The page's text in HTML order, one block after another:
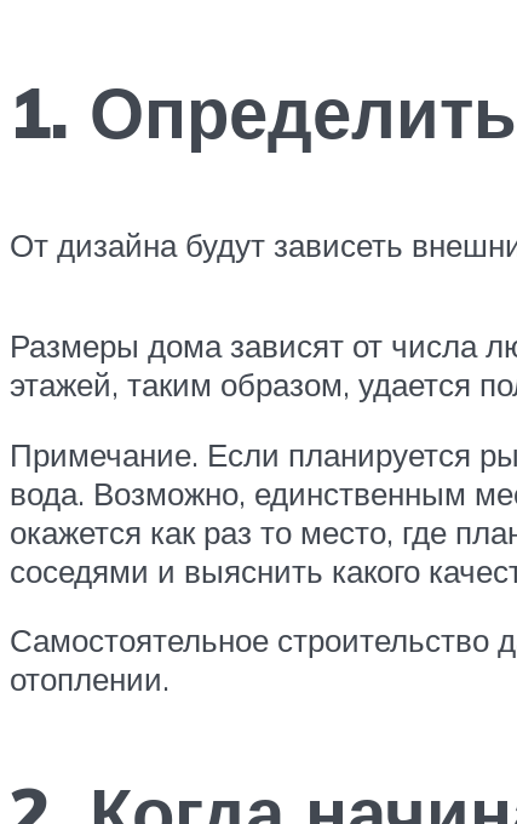
1.
От дизайна будут зависеть
Размеры дома зависят от числа
этажей, таким образом, удается
Примечание. Если планируется
вода. Возможно, единственным
окажется как раз то место, где
соседями и выяснить какого
Самостоятельное строительство
отоплении.